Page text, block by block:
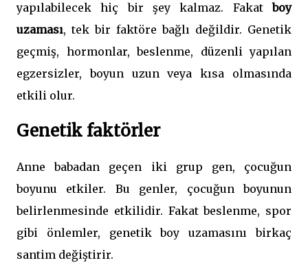
yapılabilecek hiç bir şey kalmaz. Fakatboy
uzaması, tek bir faktöre bağlı değildir. Genetik
geçmiş, hormonlar, beslenme, düzenli yapılan
egzersizler, boyun uzun veya kısa olmasında
etkili olur.
Genetik faktörler
Anne babadan geçen iki grup gen, çocuğun
boyunu etkiler. Bu genler, çocuğun boyunun
belirlenmesinde etkilidir. Fakat beslenme, spor
gibi önlemler, genetik boy uzamasını birkaç
santim değiştirir.